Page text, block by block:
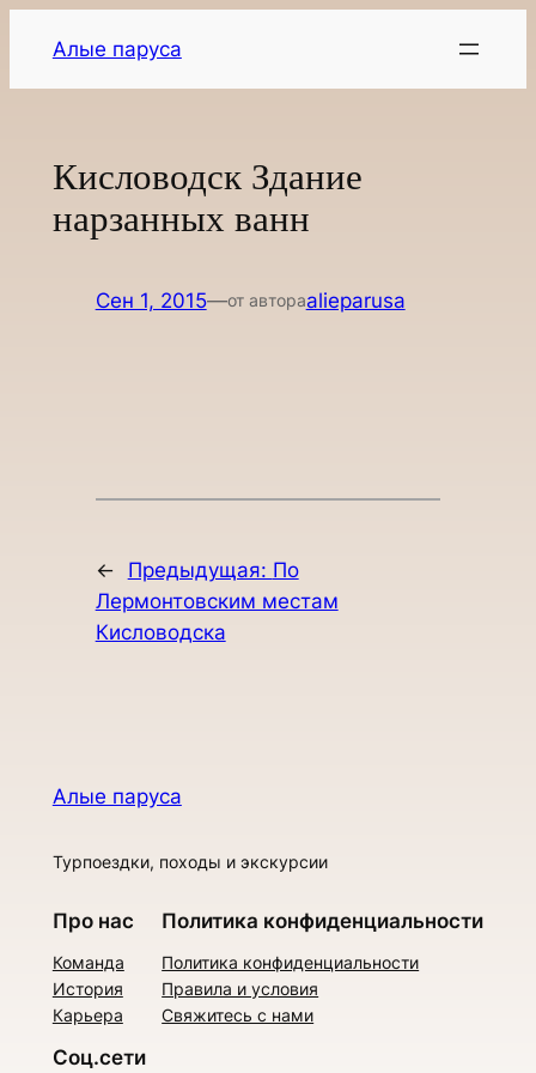
содержимому
Алые паруса
Кисловодск Здание
нарзанных ванн
Сен 1, 2015—от автораalieparusa
← Предыдущая: По
Лермонтовским местам
Кисловодска
Алые паруса
Турпоездки, походы и экскурсии
Про нас
Команда
История
Карьера
Политика конфиденциальности
Политика конфиденциальности
Правила и условия
Свяжитесь с нами
Соц.сети